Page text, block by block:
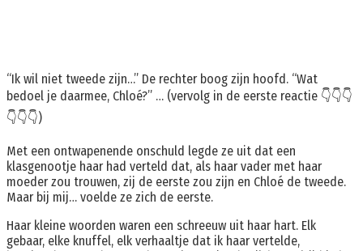
“Ik wil niet tweede zijn…” De rechter boog zijn hoofd. “Wat
bedoel je daarmee, Chloé?” … (vervolg in de eerste reactie 👇👇👇
👇👇👇)
Met een ontwapenende onschuld legde ze uit dat een
klasgenootje haar had verteld dat, als haar vader met haar
moeder zou trouwen, zij de eerste zou zijn en Chloé de tweede.
Maar bij mij… voelde ze zich de eerste.
Haar kleine woorden waren een schreeuw uit haar hart. Elk
gebaar, elke knuffel, elk verhaaltje dat ik haar vertelde,